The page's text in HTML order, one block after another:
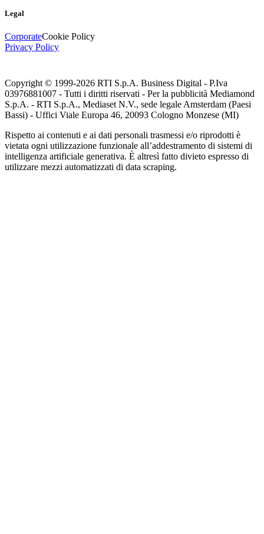
Legal
CorporateCookie Policy
Privacy Policy
Copyright © 1999-2026 RTI S.p.A. Business Digital - P.Iva
03976881007 - Tutti i diritti riservati - Per la pubblicità Mediamond
S.p.A. - RTI S.p.A., Mediaset N.V., sede legale Amsterdam (Paesi
Bassi) - Uffici Viale Europa 46, 20093 Cologno Monzese (MI)
Rispetto ai contenuti e ai dati personali trasmessi e/o riprodotti è
vietata ogni utilizzazione funzionale all’addestramento di sistemi di
intelligenza artificiale generativa. È altresì fatto divieto espresso di
utilizzare mezzi automatizzati di data scraping.